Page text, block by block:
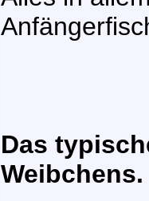
Das
Weibchens.